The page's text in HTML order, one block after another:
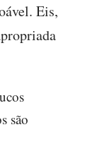
Eis,
são